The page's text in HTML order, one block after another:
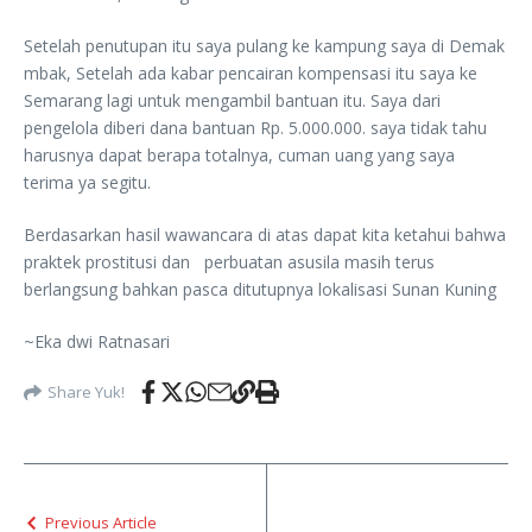
Setelah penutupan itu saya pulang ke kampung saya di Demak
mbak, Setelah ada kabar pencairan kompensasi itu saya ke
Semarang lagi untuk mengambil bantuan itu. Saya dari
pengelola diberi dana bantuan Rp. 5.000.000. saya tidak tahu
harusnya dapat berapa totalnya, cuman uang yang saya
terima ya segitu.
Berdasarkan hasil wawancara di atas dapat kita ketahui bahwa
praktek prostitusi dan perbuatan asusila masih terus
berlangsung bahkan pasca ditutupnya lokalisasi Sunan Kuning
~Eka dwi Ratnasari
Share Yuk!
Previous Article